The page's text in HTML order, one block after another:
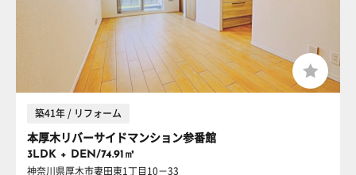
築41年 / リフォーム
本厚木リバーサイドマンション参番館
3LDK + DEN/74.91㎡
神奈川県厚木市妻田東1丁目10－33